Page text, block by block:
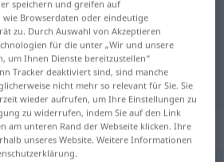
Übersetzung für
Übersetzung
: transitives Verb
speichern und greifen auf
wie Browserdaten oder eindeutige
zu. Durch Auswahl von Akzeptieren
für die unter „Wir und unsere
um Ihnen Dienste bereitzustellen“
Tracker deaktiviert sind, sind manche
nicht mehr so relevant für Sie. Sie
wieder aufrufen, um Ihre Einstellungen zu
zu widerrufen, indem Sie auf den Link
am unteren Rand der Webseite klicken. Ihre
unseres Website. Weitere Informationen